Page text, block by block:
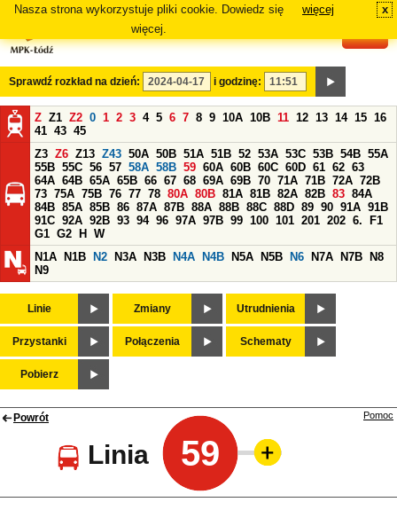
Nasza strona wykorzystuje pliki cookie. Dowiedz się
więcej.
więcej x
Sprawdź rozkład na dzień: i godzinę:
Z Z1 Z2 0 1 2 3 4 5 6 7 8 9 10A 10B 11 12 13 14 15 16
41 43 45
Z3 Z6 Z13 Z43 50A 50B 51A 51B 52 53A 53C 53B 54B 55A
55B 55C 56 57 58A 58B 59 60A 60B 60C 60D 61 62 63
64A 64B 65A 65B 66 67 68 69A 69B 70 71A 71B 72A 72B
73 75A 75B 76 77 78 80A 80B 81A 81B 82A 82B 83 84A
84B 85A 85B 86 87A 87B 88A 88B 88C 88D 89 90 91A 91B
91C 92A 92B 93 94 96 97A 97B 99 100 101 201 202 6.
F1
G1 G2 H
W
N1A
N1B N2 N3A N3B N4A N4B N5A N5B N6 N7A N7B
N8
N9
Linie Zmiany Utrudnienia
Przystanki Połączenia Schematy
Pobierz
Powrót
Linia 59
Pomoc